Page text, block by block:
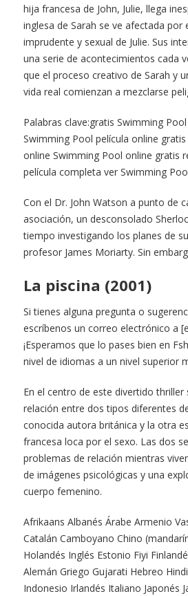
hija francesa de John, Julie, llega
inglesa de Sarah se ve afectada por
imprudente y sexual de Julie. Sus
una serie de acontecimientos cada
que el proceso creativo de Sarah y
vida real comienzan a mezclarse
Palabras clave:gratis Swimming
Swimming Pool película online
online Swimming Pool online gratis
película completa ver Swimming
Con el Dr. John Watson a punto de
asociación, un desconsolado
tiempo investigando los planes de
profesor James Moriarty. Sin
La piscina (2001)
Si tienes alguna pregunta o
escríbenos un correo electrónico a
¡Esperamos que lo pases bien en
nivel de idiomas a un nivel superior
En el centro de este divertido thriller
relación entre dos tipos diferentes
conocida autora británica y la otra
francesa loca por el sexo. Las dos
problemas de relación mientras
de imágenes psicológicas y una
cuerpo femenino.
Afrikaans Albanés Árabe Armenio
Catalán Camboyano Chino
Holandés Inglés Estonio Fiyi
Alemán Griego Gujarati Hebreo
Indonesio Irlandés Italiano Japonés